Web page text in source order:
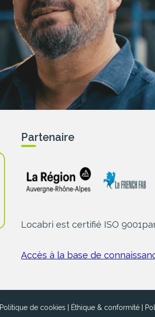
Partenaire
Locabri est certifié ISO 9001
Accès à la base de
Politique de cookies Éthique & conformité